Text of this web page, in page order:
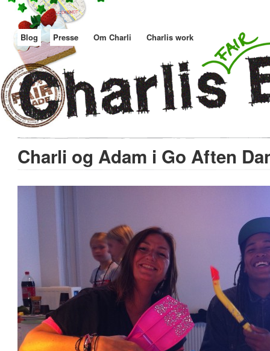
Blog Presse Om Charli Charlis work
Charli og Adam i Go Aften